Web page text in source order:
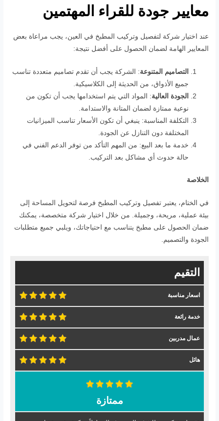
معايير جودة للقراء المهتمين
عند اختيار شركة لتفصيل وتركيب المطبخ في العين، يجب مراعاة بعض
المعايير الهامة لضمان الحصول على أفضل نتيجة:
التصاميم المتنوعة: الشركة يجب أن تقدم تصاميم متعددة تناسب
جميع الأذواق، من الحديثة إلى الكلاسيكية.
الجودة العالية: المواد التي يتم استخدامها يجب أن تكون من
نوعية ممتازة لضمان المتانة والاستدامة.
التكلفة المناسبة: ينبغي أن تكون الأسعار تناسب الميزانيات
المختلفة دون التنازل عن الجودة.
خدمة ما بعد البيع: من المهم التأكد من توفر الدعم الفني في
حالة حدوث أي مشاكل بعد التركيب.
الخلاصة
في الختام، يعتبر تفصيل وتركيب المطبخ فرصة لتحويل المساحة إلى
بيئة عملية، مريحة، وجميلة. من خلال اختيار شركة متخصصة، يمكنك
ضمان الحصول على مطبخ يتناسب مع احتياجاتك، ويلبي جميع متطلبات
الجودة والتصميم.
التقيم
اسعار مناسبة
خدمة رائعة
عمال مدربين
هائل
ممتازة